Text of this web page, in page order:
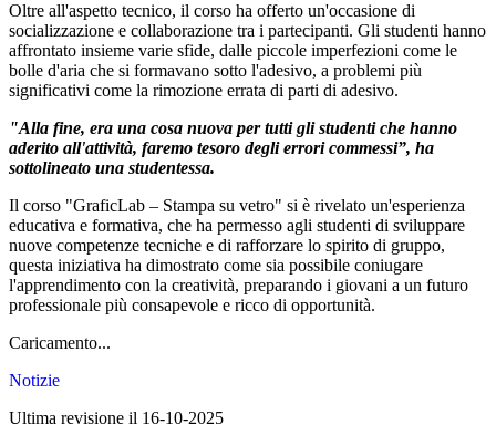
Oltre all'aspetto tecnico, il corso ha offerto un'occasione di
socializzazione e collaborazione tra i partecipanti. Gli studenti hanno
affrontato insieme varie sfide, dalle piccole imperfezioni come le
bolle d'aria che si formavano sotto l'adesivo, a problemi più
significativi come la rimozione errata di parti di adesivo.
"Alla fine, era una cosa nuova per tutti gli studenti che hanno
aderito all'attività, faremo tesoro degli errori commessi”, ha
sottolineato una studentessa.
Il corso "GraficLab – Stampa su vetro" si è rivelato un'esperienza
educativa e formativa, che ha permesso agli studenti di sviluppare
nuove competenze tecniche e di rafforzare lo spirito di gruppo,
questa iniziativa ha dimostrato come sia possibile coniugare
l'apprendimento con la creatività, preparando i giovani a un futuro
professionale più consapevole e ricco di opportunità.
Caricamento...
Notizie
Ultima revisione il 16-10-2025